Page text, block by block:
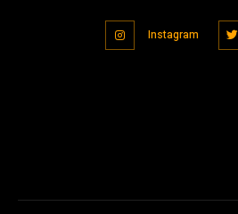
Instagram